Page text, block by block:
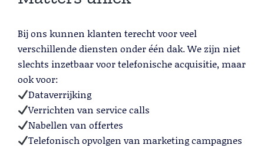
Bij ons kunnen klanten terecht voor veel
verschillende diensten onder één dak. We zijn niet
slechts inzetbaar voor telefonische acquisitie, maar
ook voor:
Dataverrijking
Verrichten van service calls
Nabellen van offertes
Telefonisch opvolgen van marketing campagnes